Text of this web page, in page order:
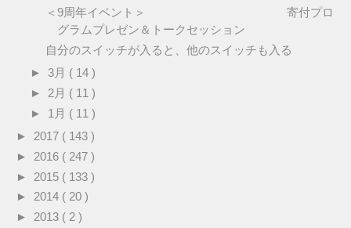
＜9周年イベント＞ 寄付プロ
グラムプレゼン＆トークセッション
自分のスイッチが入ると、他のスイッチも入る
► 3月 ( 14 )
► 2月 ( 11 )
► 1月 ( 11 )
► 2017 ( 143 )
► 2016 ( 247 )
► 2015 ( 133 )
► 2014 ( 20 )
► 2013 ( 2 )